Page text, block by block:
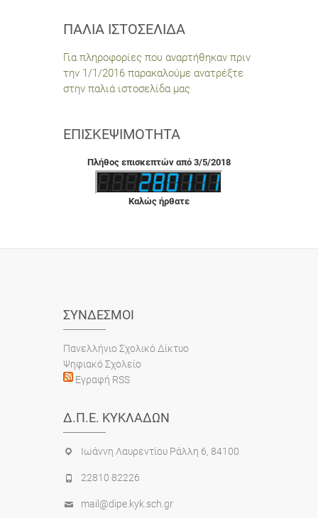
ΠΑΛΙΆ ΙΣΤΟΣΕΛΊΔΑ
Για πληροφορίες που αναρτήθηκαν πριν
την 1/1/2016 παρακαλούμε ανατρέξτε
στην παλιά ιστοσελίδα μας
ΕΠΙΣΚΕΨΙΜΌΤΗΤΑ
Πλήθος επισκεπτών από 3/5/2018
Καλώς ήρθατε
ΣΎΝΔΕΣΜΟΙ
Πανελλήνιο Σχολικό Δίκτυο
Ψηφιακό Σχολείο
Εγραφή RSS
Δ.Π.Ε. ΚΥΚΛΆΔΩΝ
Ιωάννη Λαυρεντίου Ράλλη 6, 84100
22810 82226
mail@dipe.kyk.sch.gr